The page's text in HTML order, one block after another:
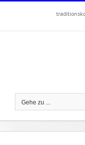
springen
Gehe zu ...